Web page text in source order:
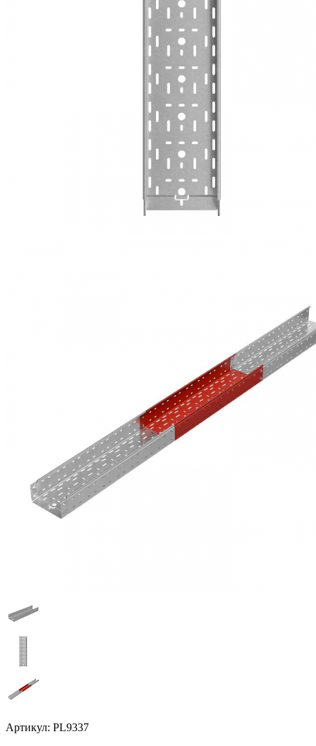
Артикул: PL9337